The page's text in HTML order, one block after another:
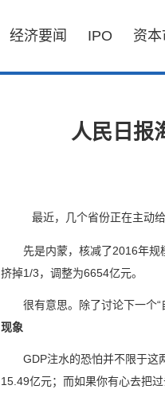
经济要闻 IPO 资本
人民日报
最近，几个省份正在主动
先是内蒙，核减了2016年规
挤掉1/3，调整为6654亿元。
很有意思。除了讨论下一个“
现象
GDP注水的恐怕并不限于这两
15.49亿元；而如果你有心去把